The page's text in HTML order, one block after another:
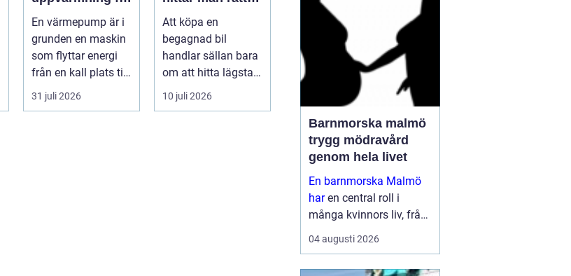
värmländskt
klimat
En värmepump är i
grunden en maskin
som flyttar energi
från en kall plats till
en varm. Den
använder...
31 juli 2026
bil till rätt pris
Att köpa en
begagnad bil
handlar sällan bara
om att hitta lägsta
pris. För många i
och runt Helsingb...
10 juli 2026
Barnmorska malmö
trygg mödravård
genom hela livet
En barnmorska Malmö
haren central roll i
många kvinnors liv, från
preventivmedelsrådgivni
04 augusti 2026